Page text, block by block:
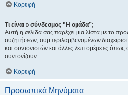
Κορυφή
Τι είναι ο σύνδεσμος "Η ομάδα”;
Αυτή η σελίδα σας παρέχει μια λίστα με το
συζητήσεων, συμπεριλαμβανομένων
και συντονιστών και άλλες λεπτομέρειες όπως
συντονίζουν.
Κορυφή
Προσωπικά Μηνύματα